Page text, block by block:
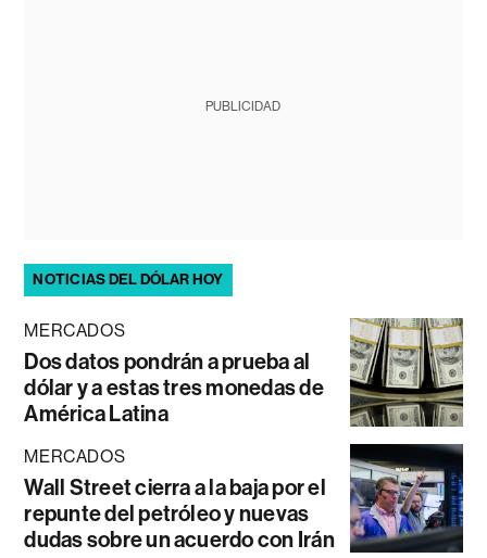
PUBLICIDAD
NOTICIAS DEL DÓLAR HOY
MERCADOS
Dos datos pondrán a prueba al
dólar y a estas tres monedas de
América Latina
MERCADOS
Wall Street cierra a la baja por el
repunte del petróleo y nuevas
dudas sobre un acuerdo con Irán